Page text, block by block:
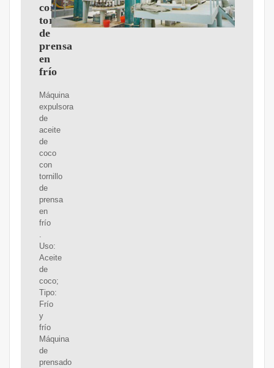
con
tornillo
de
prensa
en
frío
Máquina
expulsora
de
aceite
de
coco
con
tornillo
de
prensa
en
frío
.
Uso:
Aceite
de
coco;
Tipo:
Frío
y
frío
Máquina
de
prensado